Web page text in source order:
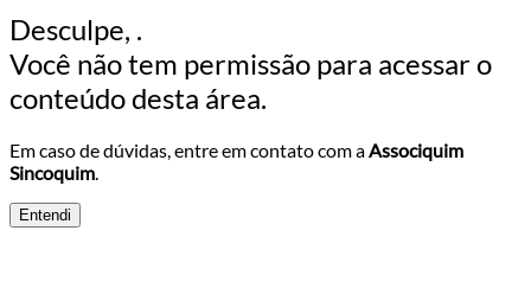
Desculpe, .
Você não tem permissão para acessar o
conteúdo desta área.
Em caso de dúvidas, entre em contato com a Associquim
Sincoquim
Entendi